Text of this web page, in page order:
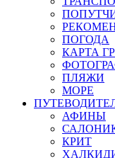
ПОГОДА
КАРТА
ПЛЯЖИ
МОРЕ
АФИНЫ
КРИТ